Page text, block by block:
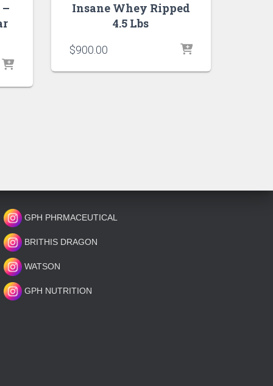
Insane Whey Ripped
4.5 Lbs
$900.00
GPH PHRMACEUTICAL
BRITHIS DRAGON
WATSON
GPH NUTRITION